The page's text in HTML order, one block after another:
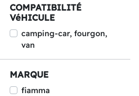
COMPATIBILITÉ
VéHICULE
camping-car, fourgon,
van
MARQUE
fiamma